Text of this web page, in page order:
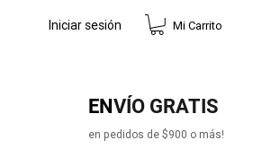
Iniciar sesión Mi Carrito
ENVÍO GRATIS
en pedidos de $900 o más!